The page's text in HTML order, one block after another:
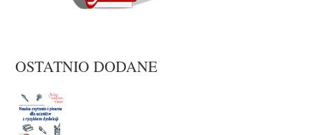
OSTATNIO DODANE